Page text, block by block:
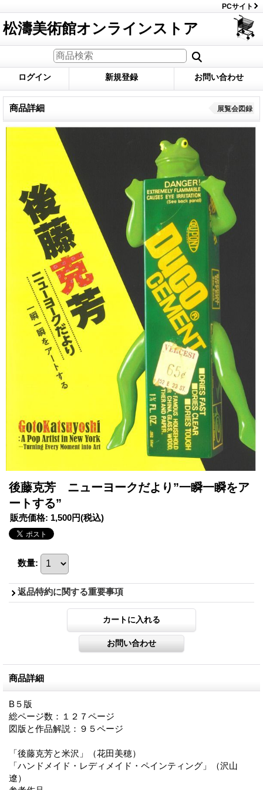
PCサイト
松濤美術館オンラインストア
ログイン 新規登録 お問い合わせ
商品詳細 展覧会図録
後藤克芳 ニューヨークだより”一瞬一瞬をア
ートする”
販売価格: 1,500円(税込)
数量:
返品特約に関する重要事項
商品詳細
B５版
総ページ数：１２７ページ
図版と作品解説：９５ページ
「後藤克芳と米沢」（花田美穂）
「ハンドメイド・レディメイド・ペインティング」（沢山
遼）